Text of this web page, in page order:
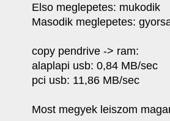
Elso meglepetes: mukodik
Masodik meglepetes:
copy pendrive -> ram:
alaplapi usb: 0,84 MB/sec
pci usb: 11,86 MB/sec
Most megyek leiszom